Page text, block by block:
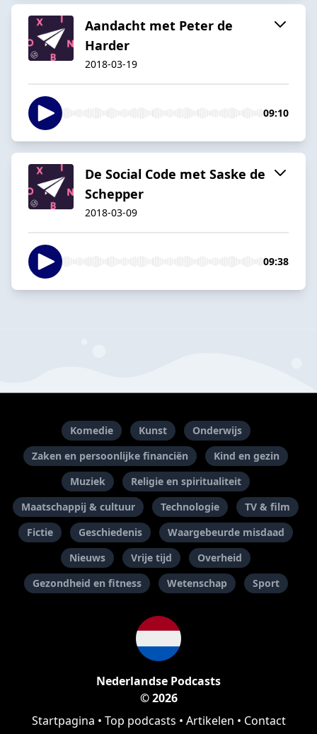
Aandacht met Peter de
Harder
2018-03-19
09:10
De Social Code met Saske de
Schepper
2018-03-09
09:38
Komedie Kunst
Onderwijs
Zaken en persoonlijke financiën
Kind en gezin
Muziek
Religie en spiritualiteit
Maatschappij & cultuur
Technologie
TV & film
Fictie
Geschiedenis
Waargebeurde misdaad
Nieuws
Vrije tijd
Overheid
Gezondheid en fitness
Wetenschap Sport
Nederlandse Podcasts
© 2026
Startpagina • Top podcasts • Artikelen • Contact